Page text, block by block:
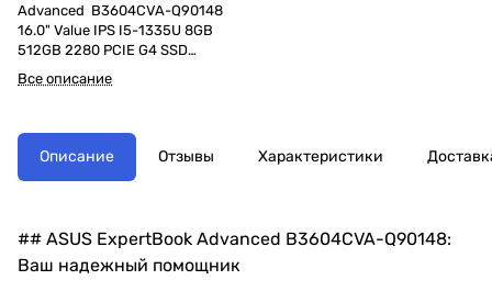
Advanced B3604CVA-Q90148
16.0" Value IPS I5-1335U 8GB
512GB 2280 PCIE G4 SSD
16.0 WUXGA(WU) 1920X1200 16:10
Bend+300nits Anti-Glare
Все описание
Описание Отзывы Характеристики
## ASUS ExpertBook Advanced B3604CVA-Q90148:
Ваш надежный помощник